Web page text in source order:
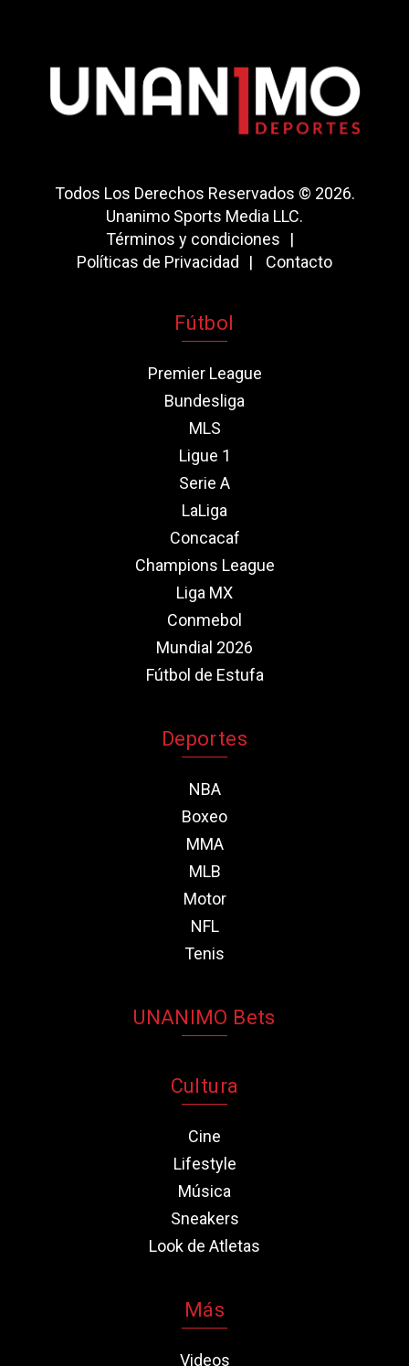
Todos Los Derechos Reservados © 2026.
Unanimo Sports Media LLC.
Términos y condiciones
Políticas de Privacidad
Contacto
Fútbol
Premier League
Bundesliga
MLS
Ligue 1
Serie A
LaLiga
Concacaf
Champions League
Liga MX
Conmebol
Mundial 2026
Fútbol de Estufa
Deportes
NBA
Boxeo
MMA
MLB
Motor
NFL
Tenis
UNANIMO Bets
Cultura
Cine
Lifestyle
Música
Sneakers
Look de Atletas
Más
Videos